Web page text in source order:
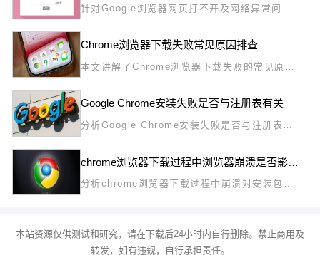
针对Google浏览器网页打不开及网络异常问
题，提供高效的排查与修复方案，帮助用户快速
恢复正常浏览体验。
Chrome浏览器下载失败常见原因排查
本文讲解了Chrome浏览器下载失败的常见原因
及其排查方法，帮助用户快速诊断并修复下载问
题，提高下载成功率。
Google Chrome安装失败是否与注册表有关
分析Google Chrome安装失败是否与注册表设
置有关，提供注册表修复和排查方案，帮助用户
顺利安装浏览器。
chrome浏览器下载过程中浏览器崩溃是否影响文件完整性
分析chrome浏览器下载过程中崩溃对安装包文
件完整性的影响，提醒用户注意检查文件完整
本站资源仅供测试和研究，请在下载后24小时内自行删除。禁止商用及
转发，如有违规，自行承担责任。